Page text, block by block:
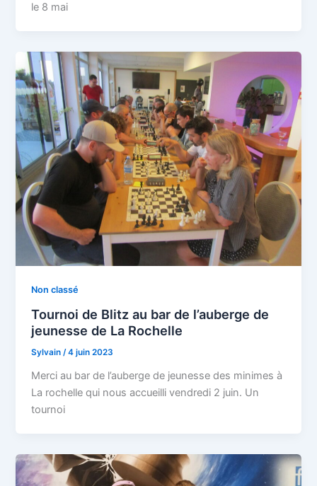
le 8 mai
Non classé
Tournoi de Blitz au bar de l’auberge de
jeunesse de La Rochelle
Sylvain/4 juin 2023
Merci au bar de l’auberge de jeunesse des minimes à
La rochelle qui nous accueilli vendredi 2 juin. Un
tournoi